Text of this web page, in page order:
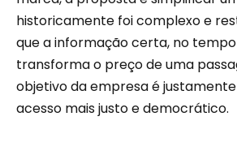
historicamente foi complexo e
que a informação certa, no
transforma o preço de uma
objetivo da empresa é
acesso mais justo e democrático.